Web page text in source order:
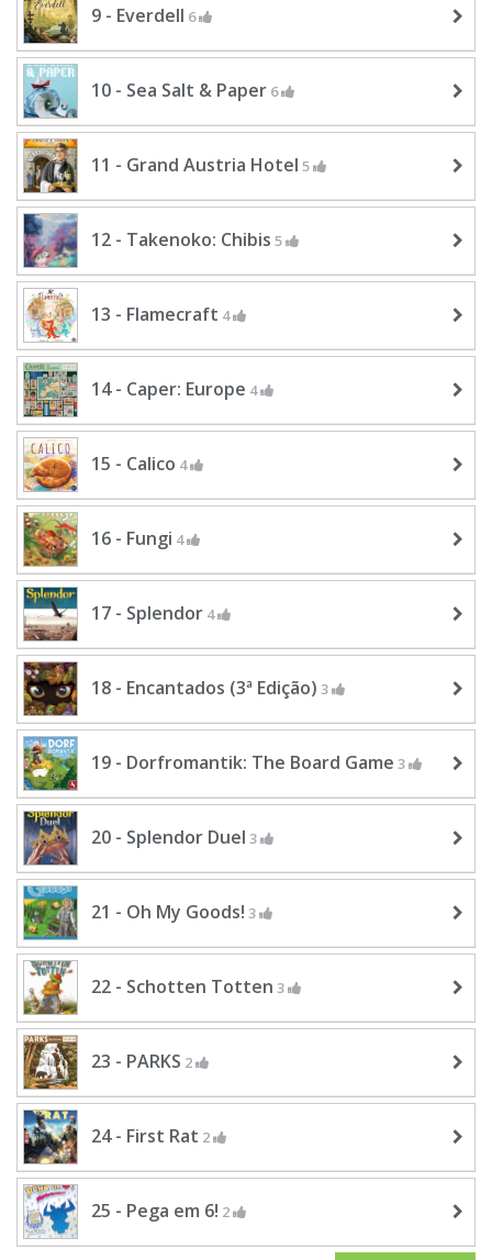
9 - Everdell 6
10 - Sea Salt & Paper 6
11 - Grand Austria Hotel 5
12 - Takenoko: Chibis 5
13 - Flamecraft 4
14 - Caper: Europe 4
15 - Calico 4
16 - Fungi 4
17 - Splendor 4
18 - Encantados (3ª Edição) 3
19 - Dorfromantik: The Board Game 3
20 - Splendor Duel 3
21 - Oh My Goods! 3
22 - Schotten Totten 3
23 - PARKS 2
24 - First Rat 2
25 - Pega em 6! 2